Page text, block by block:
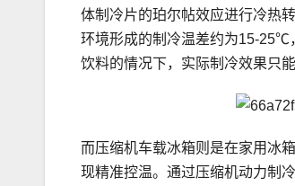
体制冷片的珀尔帖效应进行冷热
环境形成的制冷温差约为15-
饮料的情况下，实际制冷效果只
而压缩机车载冰箱则是在家用冰
现精准控温。通过压缩机动力制